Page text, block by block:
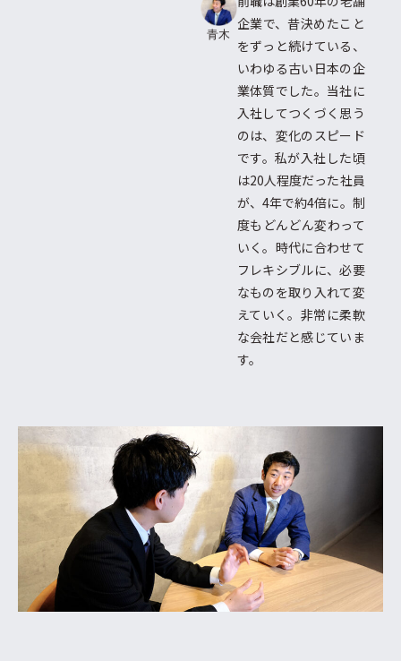
青木
企業で、昔決めたこと
をずっと続けている、
いわゆる古い日本の企
業体質でした。当社に
入社してつくづく思う
のは、変化のスピード
です。私が入社した頃
は20人程度だった社員
が、4年で約4倍に。制
度もどんどん変わって
いく。時代に合わせて
フレキシブルに、必要
なものを取り入れて変
えていく。非常に柔軟
な会社だと感じていま
す。